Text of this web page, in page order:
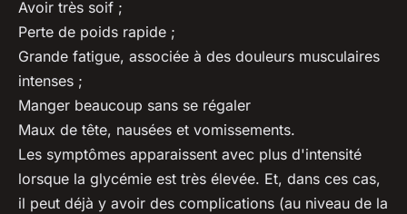
Avoir très soif ;
Perte de poids rapide ;
Grande fatigue, associée à des douleurs musculaires
intenses ;
Manger beaucoup sans se régaler
Maux de tête, nausées et vomissements.
Les symptômes apparaissent avec plus d'intensité
lorsque la glycémie est très élevée. Et, dans ces cas,
il peut déjà y avoir des complications (au niveau de la